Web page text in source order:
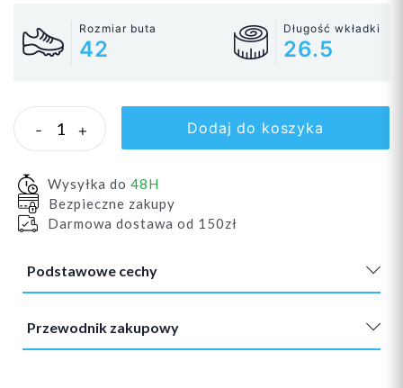
Rozmiar buta
42
Długość wkładki
26.5
- + Dodaj do koszyka
Wysyłka do 48H
Bezpieczne zakupy
Darmowa dostawa od 150zł
Podstawowe cechy
Przewodnik zakupowy